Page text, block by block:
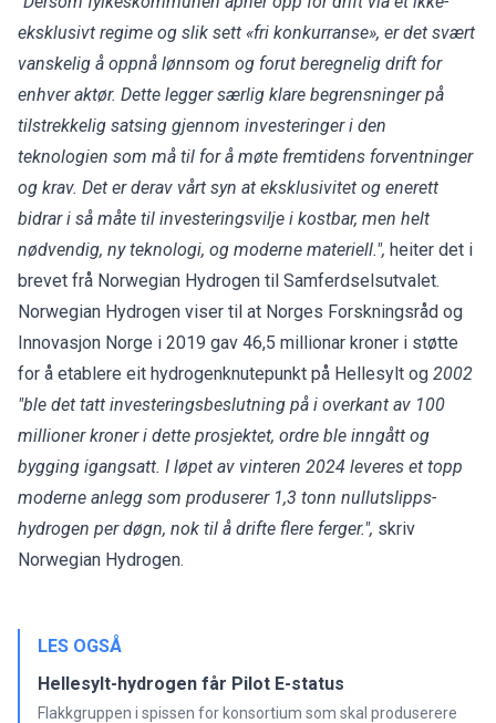
eksklusivt regime og slik sett «fri konkurranse», er det svært
vanskelig å oppnå lønnsom og forut beregnelig drift for
enhver aktør. Dette legger særlig klare begrensninger på
tilstrekkelig satsing gjennom investeringer i den
teknologien som må til for å møte fremtidens forventninger
og krav. Det er derav vårt syn at eksklusivitet og enerett
bidrar i så måte til investeringsvilje i kostbar, men helt
nødvendig, ny teknologi, og moderne materiell.", heiter det i
brevet frå Norwegian Hydrogen til Samferdselsutvalet.
Norwegian Hydrogen viser til at Norges Forskningsråd og
Innovasjon Norge i 2019 gav 46,5 millionar kroner i støtte
for å etablere eit hydrogenknutepunkt på Hellesylt og 2002
"ble det tatt investeringsbeslutning på i overkant av 100
millioner kroner i dette prosjektet, ordre ble inngått og
bygging igangsatt. I løpet av vinteren 2024 leveres et topp
moderne anlegg som produserer 1,3 tonn nullutslipps-
hydrogen per døgn, nok til å drifte flere ferger.", skriv
Norwegian Hydrogen.
LES OGSÅ
Hellesylt-hydrogen får Pilot E-status
Flakkgruppen i spissen for konsortium som skal produserere